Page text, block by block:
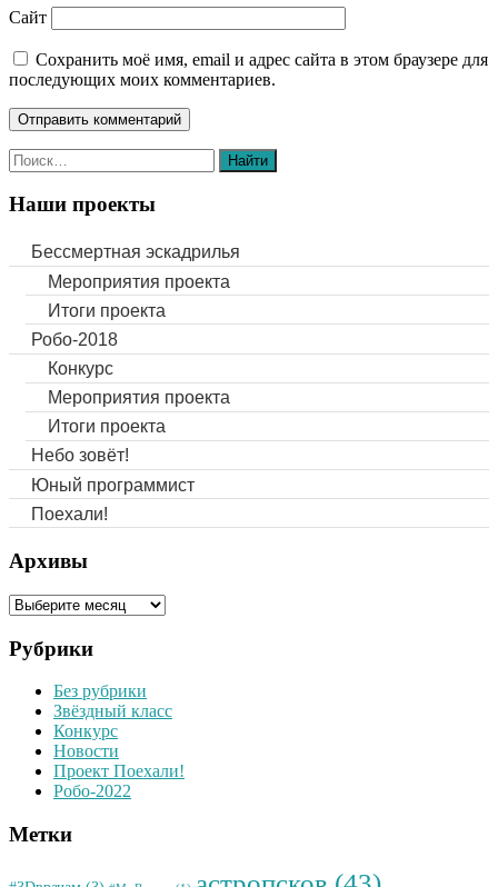
Сайт
Сохранить моё имя, email и адрес сайта в этом браузере для
последующих моих комментариев.
Наши проекты
Бессмертная эскадрилья
Мероприятия проекта
Итоги проекта
Робо-2018
Конкурс
Мероприятия проекта
Итоги проекта
Небо зовёт!
Юный программист
Поехали!
Архивы
Архивы
Рубрики
Без рубрики
Звёздный класс
Конкурс
Новости
Проект Поехали!
Робо-2022
Метки